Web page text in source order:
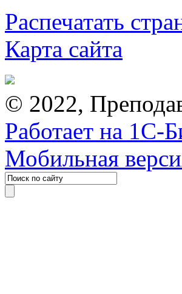
Распечатать
Карта сайта
© 2022,
Работает на 1С-
Мобильная